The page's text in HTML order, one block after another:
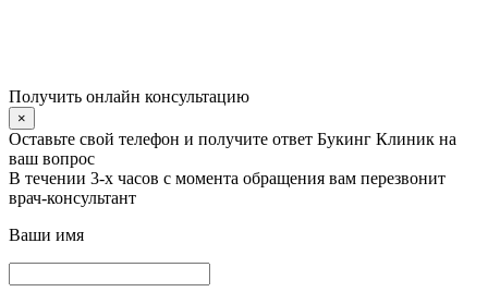
Получить онлайн консультацию
×
Оставьте свой телефон и получите ответ Букинг Клиник на
ваш вопрос
В течении 3-х часов с момента обращения вам перезвонит
врач-консультант
Ваши имя